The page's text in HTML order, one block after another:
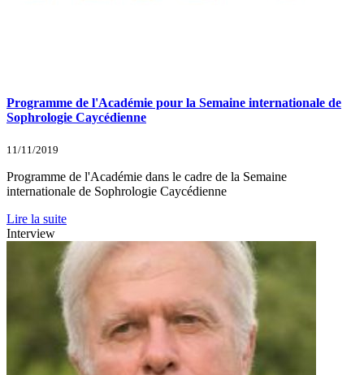
Programme de l'Académie pour la Semaine internationale de
Sophrologie Caycédienne
11/11/2019
Programme de l'Académie dans le cadre de la Semaine
internationale de Sophrologie Caycédienne
Lire la suite
Interview